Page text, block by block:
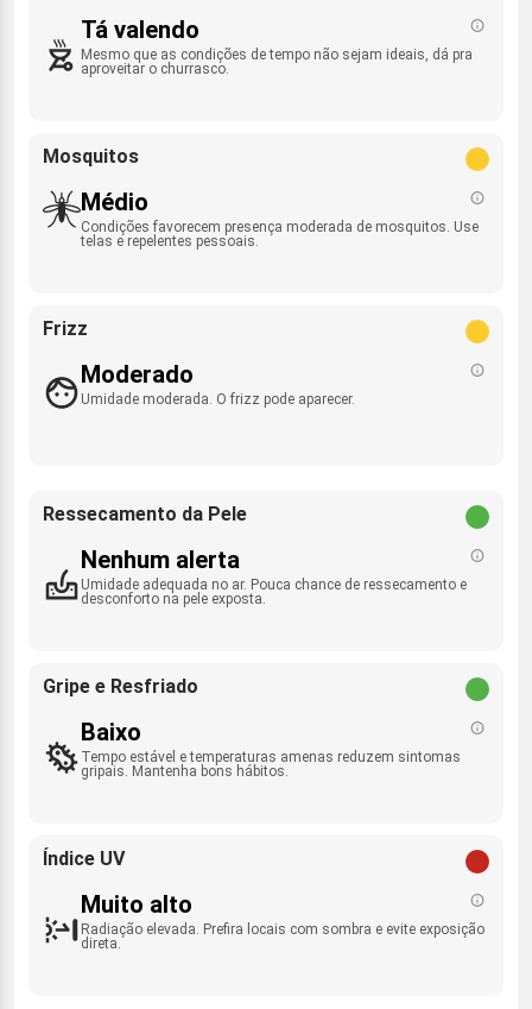
Tá valendo
Mesmo que as condições de tempo não sejam ideais, dá pra
aproveitar o churrasco.
Mosquitos
Médio
Condições favorecem presença moderada de mosquitos. Use
telas e repelentes pessoais.
Frizz
Moderado
Umidade moderada. O frizz pode aparecer.
Ressecamento da Pele
Nenhum alerta
Umidade adequada no ar. Pouca chance de ressecamento e
desconforto na pele exposta.
Gripe e Resfriado
Baixo
Tempo estável e temperaturas amenas reduzem sintomas
gripais. Mantenha bons hábitos.
Índice UV
Muito alto
Radiação elevada. Prefira locais com sombra e evite exposição
direta.